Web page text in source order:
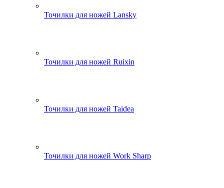
Точилки для ножей Lansky
Точилки для ножей Ruixin
Точилки для ножей Taidea
Точилки для ножей Work Sharp